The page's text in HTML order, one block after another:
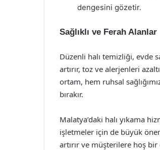
dengesini gözetir.
Sağlıklı ve Ferah Alanlar
Düzenli halı temizliği, evde
artırır, toz ve alerjenleri
ortam, hem ruhsal
bırakır.
Malatya’daki halı yıkama
işletmeler için de büyük
artırır ve müşterilere hoş